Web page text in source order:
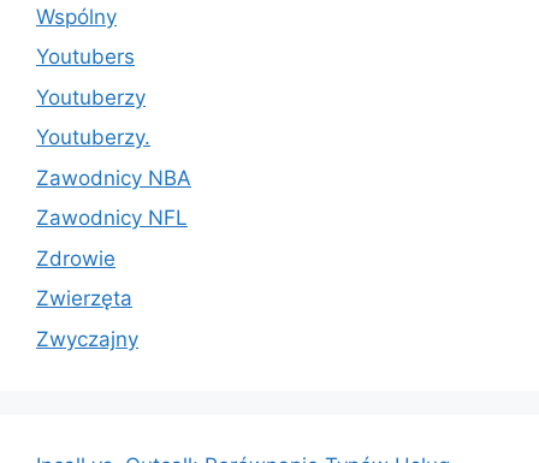
Wspólny
Youtubers
Youtuberzy
Youtuberzy.
Zawodnicy NBA
Zawodnicy NFL
Zdrowie
Zwierzęta
Zwyczajny